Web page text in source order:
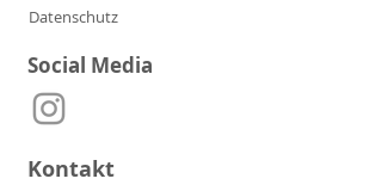
Datenschutz
Social Media
Kontakt